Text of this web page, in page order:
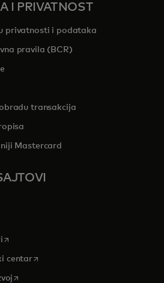
I PRIVATNOST
privatnosti i podataka
pravila (BCR)
in a new tab
transakcija
Mastercard
new tab
in a new tab
opens in a new tab
centaropens in a new tab
opens in a new tab